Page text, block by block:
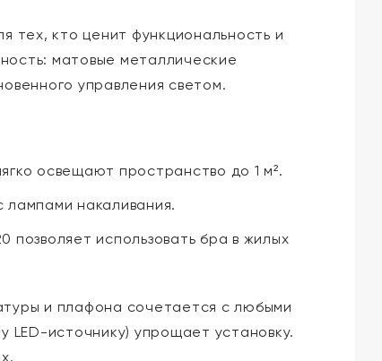
тех, кто ценит функциональность и
матовые металлические
управления светом.
освещают пространство до 1 м².
накаливания.
использовать бра в жилых
и плафона сочетается с любыми
источнику) упрощает установку.